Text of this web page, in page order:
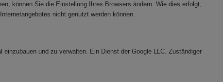
können Sie die Einstellung Ihres Browsers ändern. Wie dies erfolgt,
nicht genutzt werden können.
und zu verwalten. Ein Dienst der Google LLC. Zuständiger